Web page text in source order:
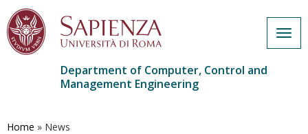
main
Department of Computer, Control and
Management Engineering
Home » News